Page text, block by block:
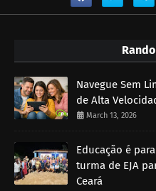
Navegue Sem
de Alta
March 13, 2026
Educação é
turma de EJA
Ceará